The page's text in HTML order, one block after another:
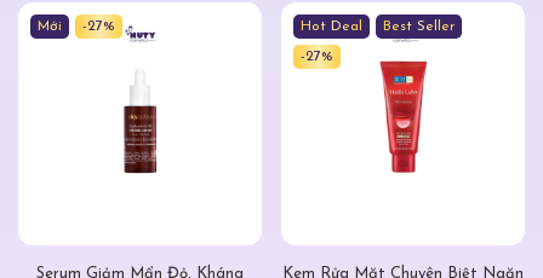
Mới -27%
Serum Giảm Mẩn Đỏ, Kháng
Hot Deal Best Seller
-27%
Kem Rửa Mặt Chuyên Biệt Ngăn